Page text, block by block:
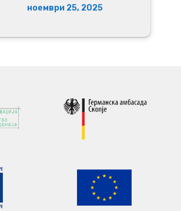
ноември 25, 2025